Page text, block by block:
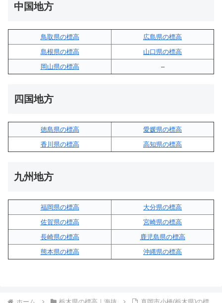
中国地方
鳥取県の標高
広島県の標高
島根県の標高
山口県の標高
岡山県の標高
–
四国地方
徳島県の標高
愛媛県の標高
香川県の標高
高知県の標高
九州地方
福岡県の標高
大分県の標高
佐賀県の標高
宮崎県の標高
長崎県の標高
鹿児島県の標高
熊本県の標高
沖縄県の標高